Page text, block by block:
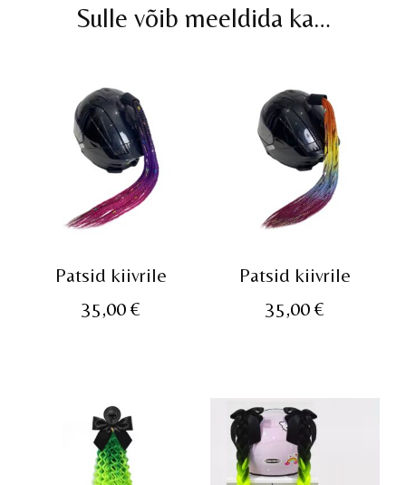
Sulle võib meeldida ka…
Patsid kiivrile
35,00€
Patsid kiivrile
35,00 €